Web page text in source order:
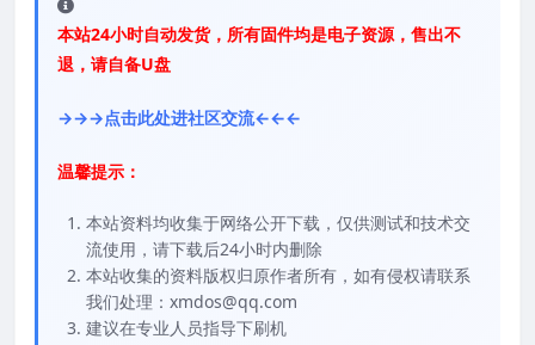
本站24小时自动发货，所有固件均是电子资源，售出不
退，请自备U盘
→→→点击此处进社区交流←←←
温馨提示：
本站资料均收集于网络公开下载，仅供测试和技术交
流使用，请下载后24小时内删除
本站收集的资料版权归原作者所有，如有侵权请联系
我们处理：xmdos@qq.com
建议在专业人员指导下刷机